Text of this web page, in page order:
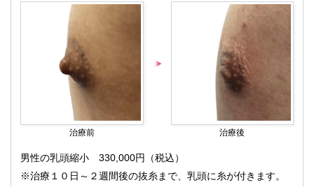
治療前 治療後
男性の乳頭縮小 330,000円（税込）
※治療１０日～２週間後の抜糸まで、乳頭に糸が付きます。